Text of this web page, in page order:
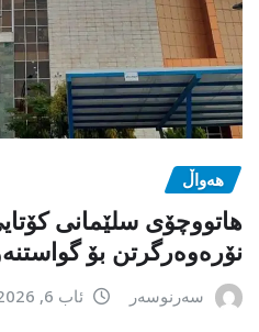
هەواڵ
هاتووچۆی سلێمانی
نۆرەوەرگرتن بۆ
سەرنوسەر ئاب 6, 2026